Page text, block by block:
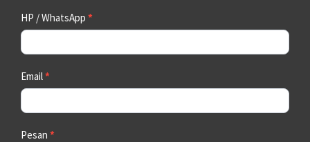
HP / WhatsApp *
Email*
Pesan *